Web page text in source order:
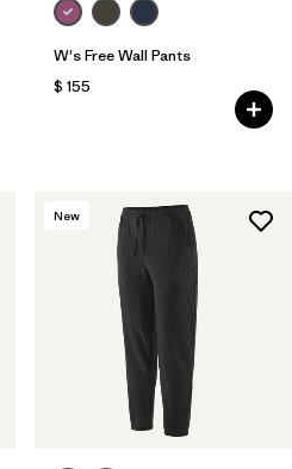
W's Free Wall Pants
$ 155
New